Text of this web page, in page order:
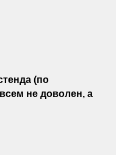
(по
не доволен, а